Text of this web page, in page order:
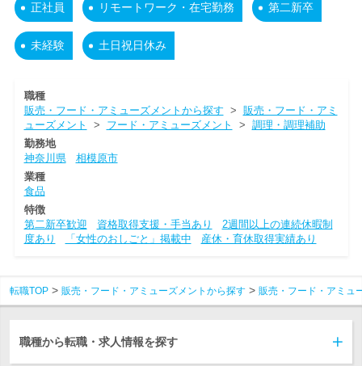
正社員 リモートワーク・在宅勤務 第二新卒
未経験 土日祝日休み
職種
販売・フード・アミューズメントから探す > 販売・フード・アミ
ューズメント
> フード・アミューズメント > 調理・調理補助
勤務地
神奈川県
相模原市
業種
食品
特徴
第二新卒歓迎
資格取得支援・手当あり
2週間以上の連続休暇制
度あり
「女性のおしごと」掲載中 産休・育休取得実績あり
転職TOP 販売・フード・アミューズメントから探す 販売・フード・アミュ
職種から転職・求人情報を探す